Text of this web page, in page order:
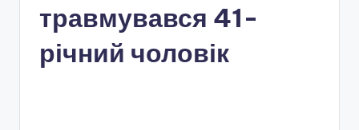
травмувався 41-
річний чоловік